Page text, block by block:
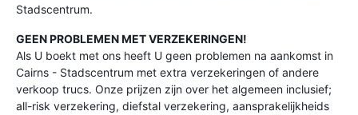
Stadscentrum.
GEEN PROBLEMEN MET VERZEKERINGEN!
Als U boekt met ons heeft U geen problemen na aankomst in
Cairns - Stadscentrum met extra verzekeringen of andere
verkoop trucs. Onze prijzen zijn over het algemeen inclusief;
all-risk verzekering, diefstal verzekering, aansprakelijkheids